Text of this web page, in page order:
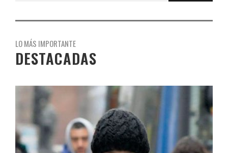
LO MÁS IMPORTANTE
DESTACADAS